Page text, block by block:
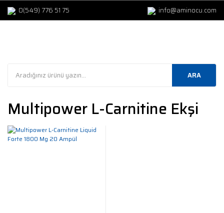
0(549) 776 51 75 info@aminocu.com
ARA
Multipower L-Carnitine Ekşi